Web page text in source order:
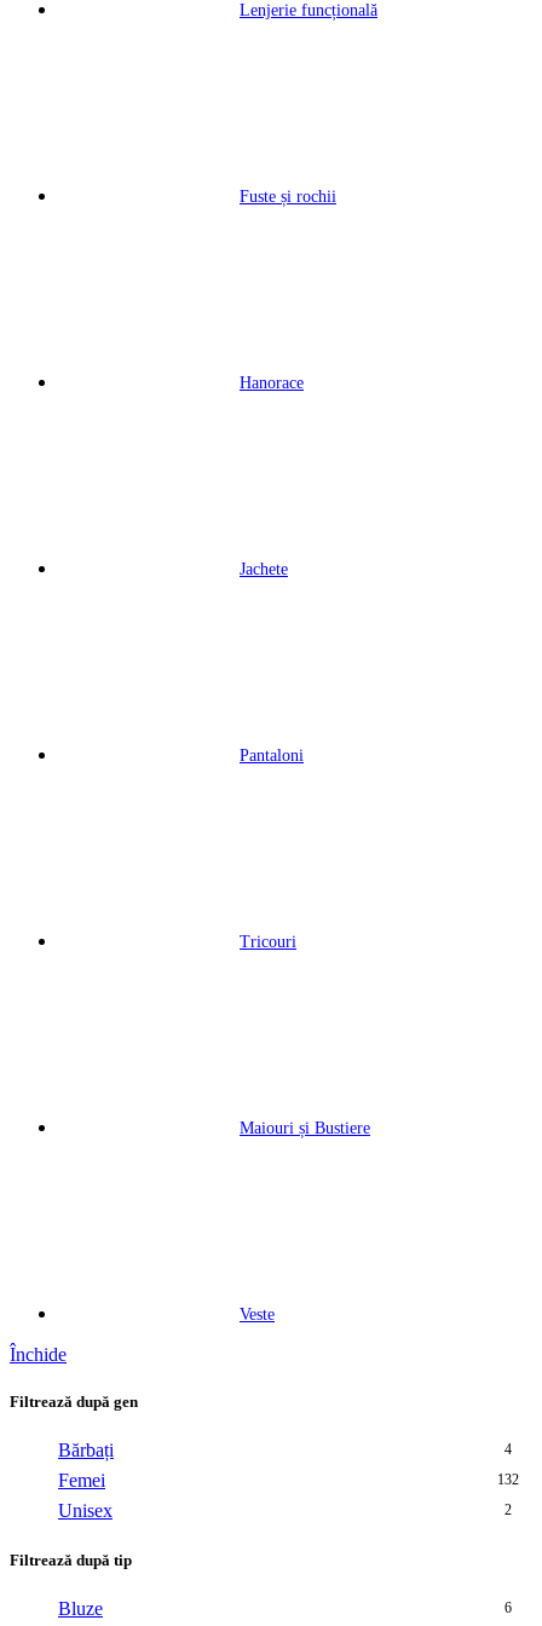
Lenjerie funcțională
Fuste și rochii
Hanorace
Jachete
Pantaloni
Tricouri
Maiouri și Bustiere
Veste
Închide
Filtrează după gen
Bărbați 4
Femei 132
Unisex 2
Filtrează după tip
Bluze 6